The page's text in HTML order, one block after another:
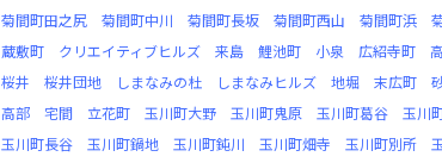
菊間町田之尻
菊間町中川 菊間町長坂 菊間町西山 菊間町浜
蔵敷町
クリエイティブヒルズ 来島 鯉池町 小泉 広紹寺町
桜井
桜井団地 しまなみの杜 しまなみヒルズ 地堀 末広町
高部
宅間 立花町 玉川町大野 玉川町鬼原 玉川町葛谷 玉川
玉川町長谷
玉川町鍋地 玉川町鈍川 玉川町畑寺 玉川町別所